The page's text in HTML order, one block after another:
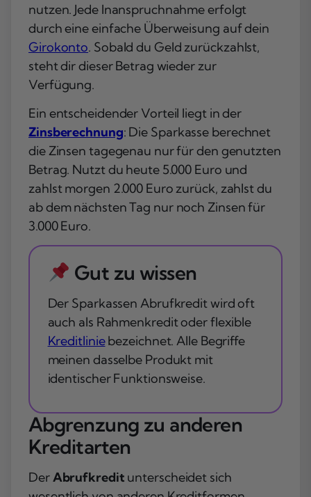
nutzen. Jede Inanspruchnahme erfolgt
durch eine einfache Überweisung auf dein
Girokonto. Sobald du Geld zurückzahlst,
steht dir dieser Betrag wieder zur
Verfügung.
Ein entscheidender Vorteil liegt in der
Zinsberechnung: Die Sparkasse berechnet
die Zinsen tagegenau nur für den genutzten
Betrag. Nutzt du heute 5.000 Euro und
zahlst morgen 2.000 Euro zurück, zahlst du
ab dem nächsten Tag nur noch Zinsen für
3.000 Euro.
Gut zu wissen
Der Sparkassen Abrufkredit wird oft
auch als Rahmenkredit oder flexible
Kreditliniebezeichnet. Alle Begriffe
meinen dasselbe Produkt mit
identischer Funktionsweise.
Abgrenzung zu anderen
Kreditarten
DerAbrufkredit unterscheidet sich